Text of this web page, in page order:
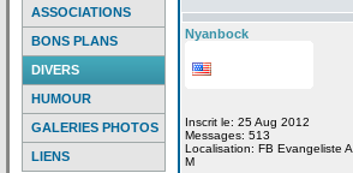
ASSOCIATIONS
BONS PLANS
DIVERS
HUMOUR
GALERIES PHOTOS
LIENS
Nyanbock
Inscrit le: 25 Aug 2012
Messages: 513
Localisation: FB Evangeliste A
M